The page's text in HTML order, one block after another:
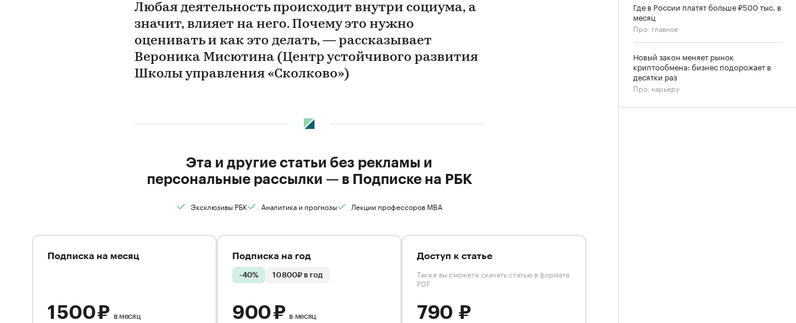
Любая деятельность происходит внутри социума, а
значит, влияет на него. Почему это нужно
оценивать и как это делать, — рассказывает
Вероника Мисютина (Центр устойчивого развития
Школы управления «Сколково»)
Эта и другие статьи без рекламы и
персональные рассылки — в Подписке на РБК
Эксклюзивы РБК Аналитика и прогнозы Лекции профессоров MBA
Подписка на месяц
1 500 ₽ в месяц
Подписка на год
-40% 10 800₽ в год
900 ₽ в месяц
Доступ к статье
Также вы сможете скачать статью в формате
PDF
790 ₽
Где в России платят больше ₽500 тыс. в
месяц
Про: главное
Новый закон меняет рынок
криптообмена: бизнес подорожает в
десятки раз
Про: карьеру